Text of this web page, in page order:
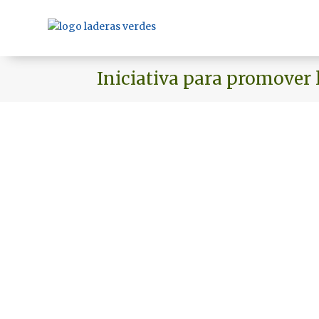
Iniciativa para promover